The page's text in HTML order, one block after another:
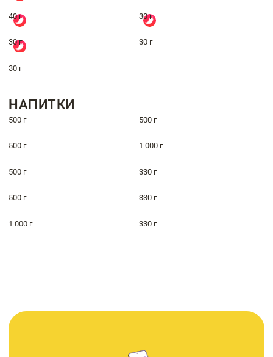
40 г 30 г
30 г 30 г
30 г
НАПИТКИ
500 г 500 г
500 г 1 000 г
500 г 330 г
500 г 330 г
1 000 г 330 г